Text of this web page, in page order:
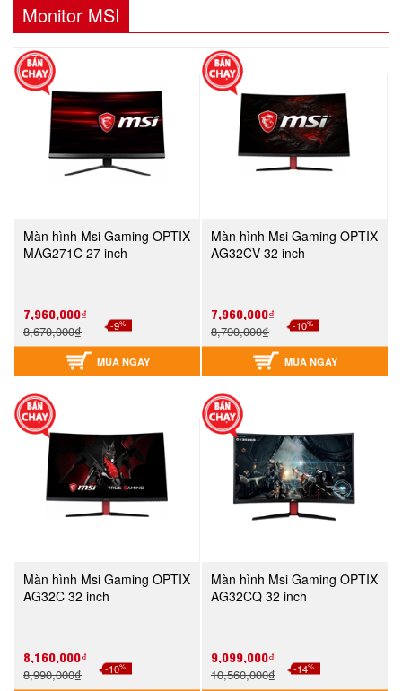
Monitor MSI
Màn hình Msi Gaming OPTIX
MAG271C 27 inch
7,960,000₫
8,670,000₫ -9%
MUA NGAY
Màn hình Msi Gaming OPTIX
AG32CV 32 inch
7,960,000₫
8,790,000₫ -10%
MUA NGAY
Màn hình Msi Gaming OPTIX
AG32C 32 inch
8,160,000₫
8,990,000₫ -10%
Màn hình Msi Gaming OPTIX
AG32CQ 32 inch
9,099,000₫
10,560,000₫ -14%